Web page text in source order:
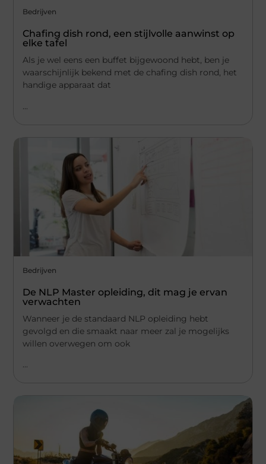
Bedrijven
Chafing dish rond, een stijlvolle aanwinst op
elke tafel
Als je wel eens een buffet bijgewoond hebt, ben je
waarschijnlijk bekend met de chafing dish rond, het
handige apparaat dat
...
Bedrijven
De NLP Master opleiding, dit mag je ervan
verwachten
Wanneer je de standaard NLP opleiding hebt
gevolgd en die smaakt naar meer zal je mogelijks
willen overwegen om ook
...